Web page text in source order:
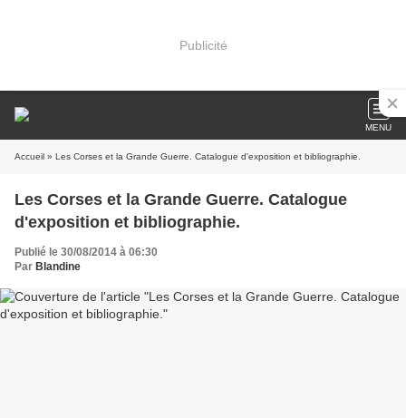
Publicité
MENU
Accueil » Les Corses et la Grande Guerre. Catalogue d'exposition et bibliographie.
Les Corses et la Grande Guerre. Catalogue
d'exposition et bibliographie.
Publié le 30/08/2014 à 06:30
Par Blandine